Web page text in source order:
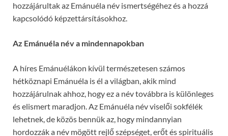
hozzájárultak az Emánuéla név ismertségéhez és a hozzá
kapcsolódó képzettársításokhoz.
Az Emánuéla név a mindennapokban
A híres Emánuélákon kívül természetesen számos
hétköznapi Emánuéla is él a világban, akik mind
hozzájárulnak ahhoz, hogy ez a név továbbra is különleges
és elismert maradjon. Az Emánuéla név viselői sokfélék
lehetnek, de közös bennük az, hogy mindannyian
hordozzák a név mögött rejlő szépséget, erőt és spirituális